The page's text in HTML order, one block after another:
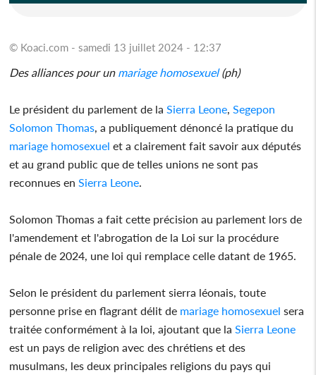
© Koaci.com - samedi 13 juillet 2024 - 12:37
Des alliances pour unmariage homosexuel(ph)
Le président du parlement de la Sierra Leone Segepon
Solomon Thomas , a publiquement dénoncé la pratique du
mariage homosexuel et a clairement fait savoir aux députés
et au grand public que de telles unions ne sont pas
reconnues en Sierra Leone
Solomon Thomas a fait cette précision au parlement lors de
l'amendement et l'abrogation de la Loi sur la procédure
pénale de 2024, une loi qui remplace celle datant de 1965.
Selon le président du parlement sierra léonais, toute
personne prise en flagrant délit de mariage homosexuel sera
traitée conformément à la loi, ajoutant que la Sierra Leone
est un pays de religion avec des chrétiens et des
musulmans, les deux principales religions du pays qui